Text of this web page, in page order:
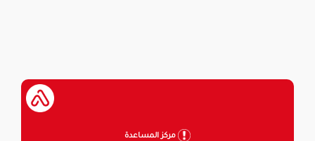
مركز المساعدة